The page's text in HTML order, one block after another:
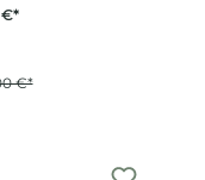
€*
€*